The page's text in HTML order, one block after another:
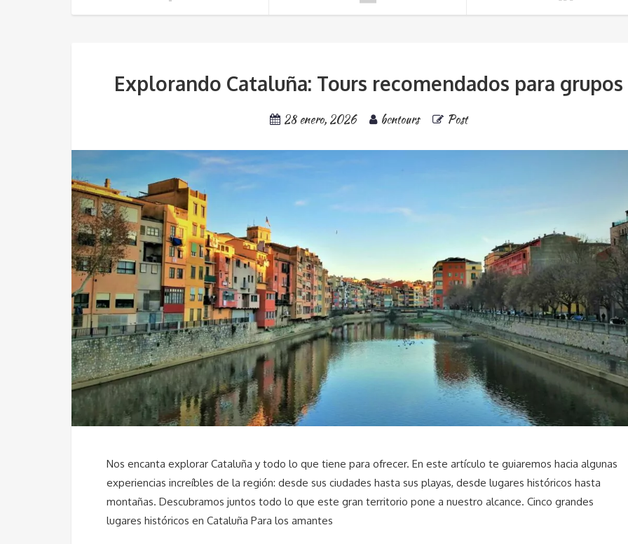
Explorando Cataluña: Tours recomendados para grupos
28 enero, 2026 bcntours Post
Nos encanta explorar Cataluña y todo lo que tiene para ofrecer. En este artículo te guiaremos hacia algunas
experiencias increíbles de la región: desde sus ciudades hasta sus playas, desde lugares históricos hasta
montañas. Descubramos juntos todo lo que este gran territorio pone a nuestro alcance. Cinco grandes
lugares históricos en Cataluña Para los amantes